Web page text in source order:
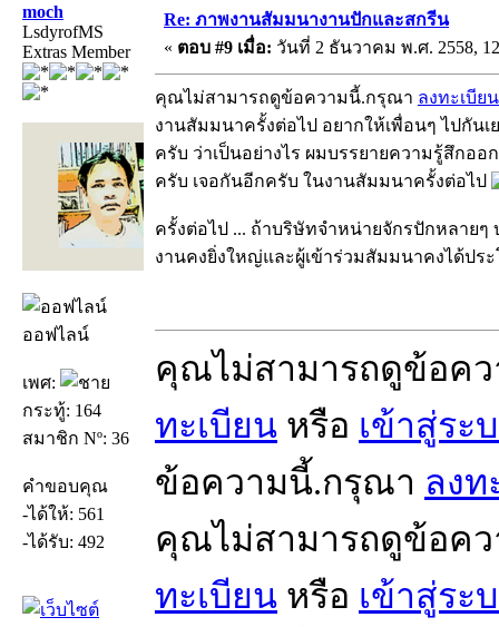
moch
LsdyrofMS
Extras Member
ออฟไลน์
เพศ:
กระทู้: 164
สมาชิก Nº: 36
คำขอบคุณ
-ได้ให้: 561
-ได้รับ: 492
Re: ภาพงานสัมมนางานปักและสกรีน
« ตอบ #9 เมื่อ: วันที่ 2 ธันวาคม พ.ศ. 2558,
คุณไม่สามารถดูข้อความนี้.กรุณา ลงทะเบียน
งานสัมมนาครั้งต่อไป อยากให้เพื่อนๆ ไปกั
ครับ ว่าเป็นอย่างไร ผมบรรยายความรู้สึกอ
ครับ เจอกันอีกครับ ในงานสัมมนาครั้งต่อไป
ครั้งต่อไป ... ถ้าบริษัทจำหน่ายจักรปักหลายๆ
งานคงยิ่งใหญ่และผู้เข้าร่วมสัมมนาคงได้ปร
คุณไม่สามารถดูข้อค
ทะเบียน หรือ เข้าสู่ระ
ข้อความนี้.กรุณา ลงท
คุณไม่สามารถดูข้อค
ทะเบียน หรือ เข้าสู่ระ